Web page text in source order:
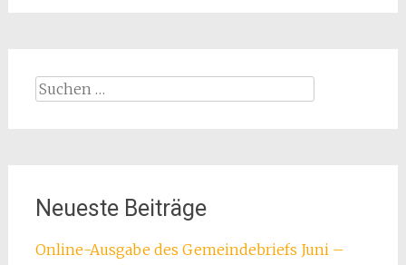
Suchen
Neueste Beiträge
Online-Ausgabe des Gemeindebriefs Juni –